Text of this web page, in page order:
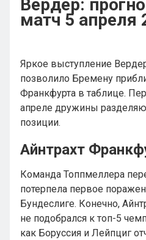
Вердер:
матч 5 апреля
Яркое выступление
позволило Бремену
Франкфурта в таблице.
апреле дружины
позиции.
Айнтрахт
Команда Топпмеллера
потерпела первое
Бундеслиге. Конечно,
не подобрался к топ-5
как Боруссия и Лейпциг